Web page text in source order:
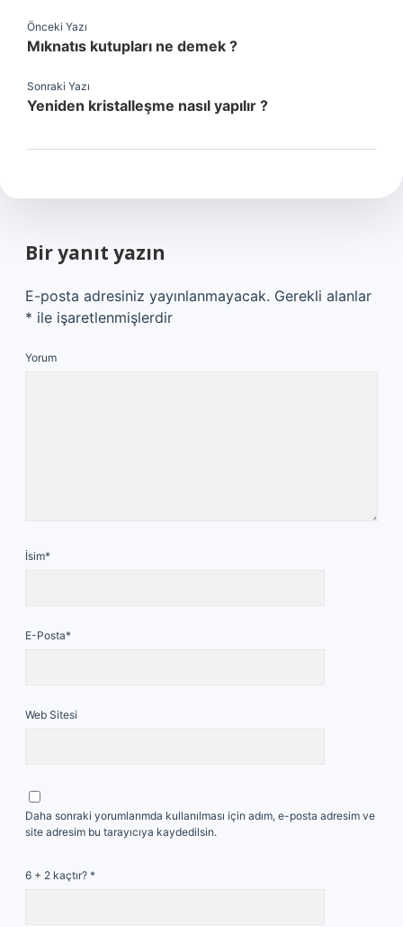
Önceki Yazı
Mıknatıs kutupları ne demek ?
Sonraki Yazı
Yeniden kristalleşme nasıl yapılır ?
Bir yanıt yazın
E-posta adresiniz yayınlanmayacak. Gerekli alanlar
* ile işaretlenmişlerdir
Yorum
İsim*
E-Posta*
Web Sitesi
Daha sonraki yorumlarımda kullanılması için adım, e-posta adresim ve
site adresim bu tarayıcıya kaydedilsin.
6 + 2 kaçtır? *